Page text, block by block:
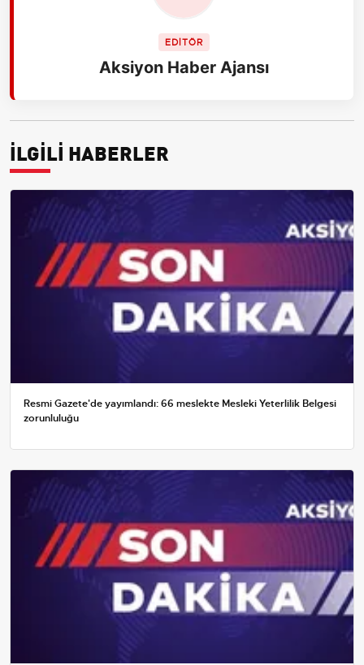
EDİTÖR
Aksiyon Haber Ajansı
İLGİLİ HABERLER
Resmi Gazete'de yayımlandı: 66 meslekte Mesleki Yeterlilik Belgesi
zorunluluğu